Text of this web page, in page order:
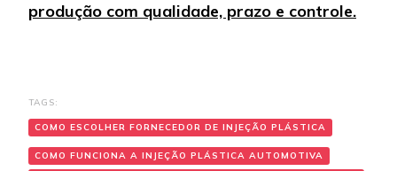
produção com qualidade, prazo e controle.
TAGS:
COMO ESCOLHER FORNECEDOR DE INJEÇÃO PLÁSTICA
COMO FUNCIONA A INJEÇÃO PLÁSTICA AUTOMOTIVA